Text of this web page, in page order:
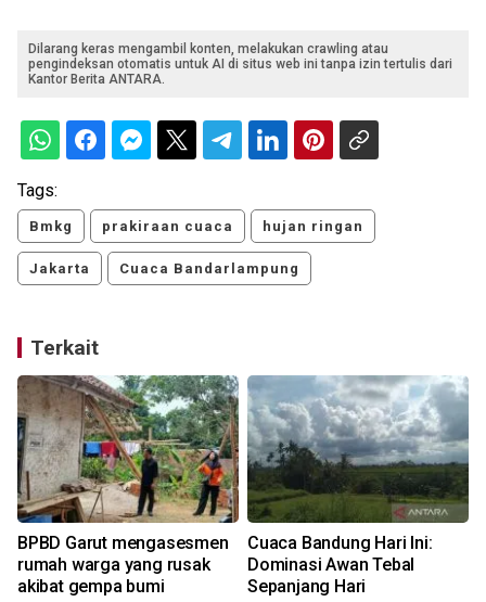
Dilarang keras mengambil konten, melakukan crawling atau
pengindeksan otomatis untuk AI di situs web ini tanpa izin tertulis dari
Kantor Berita ANTARA.
Tags:
Bmkg prakiraan cuaca hujan ringan
Jakarta Cuaca Bandarlampung
Terkait
BPBD Garut mengasesmen
rumah warga yang rusak
akibat gempa bumi
Cuaca Bandung Hari Ini:
Dominasi Awan Tebal
Sepanjang Hari